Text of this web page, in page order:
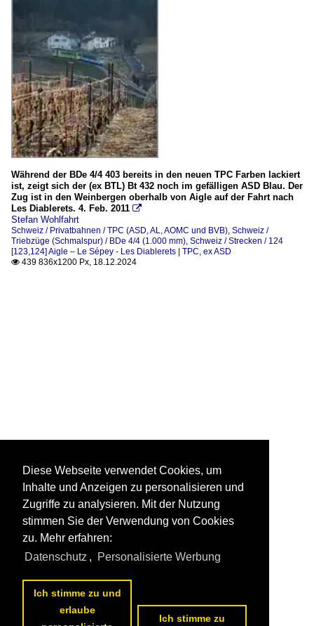
Während der BDe 4/4 403 bereits in den neuen TPC Farben lackiert
ist, zeigt sich der (ex BTL) Bt 432 noch im gefälligen ASD Blau. Der
Zug ist in den Weinbergen oberhalb von Aigle auf der Fahrt nach
Les Diablerets. 4. Feb. 2011 
Stefan Wohlfahrt
Schweiz / Privatbahnen / TPC (ASD, AL, AOMC und BVB), Schweiz /
Triebzüge (Schmalspur) / BDe 4/4 (1.000 mm), Schweiz / Strecken / 124
[123,124] Aigle – Le Sépey - Les Diablerets | TPC, ex ASD
 439 836x1200 Px, 18.12.2024
Diese Webseite verwendet Cookies, um
Inhalte und Anzeigen zu personalisieren und
Zugriffe zu analysieren. Mit der Nutzung
stimmen Sie der Verwendung von Cookies
zu. Mehr erfahren:
Datenschutz , Personalisierte Werbung
Ich stimme zu und
erlaube
Ich stimme zu